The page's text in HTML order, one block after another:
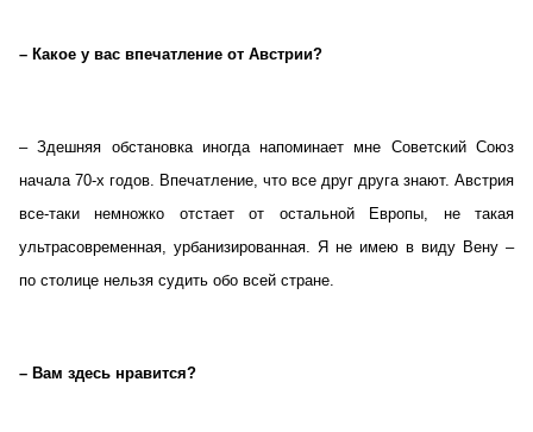
– Какое у вас впечатление от Австрии?
– Здешняя обстановка иногда напоминает мне Советский Союз
начала 70-х годов. Впечатление, что все друг друга знают. Австрия
все-таки немножко отстает от остальной Европы, не такая
ультрасовременная, урбанизированная. Я не имею в виду Вену –
по столице нельзя судить обо всей стране.
– Вам здесь нравится?